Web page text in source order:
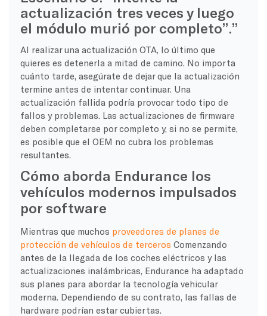
actualización tres veces y luego
el módulo murió por completo”.”
Al realizar una actualización OTA, lo último que
quieres es detenerla a mitad de camino. No importa
cuánto tarde, asegúrate de dejar que la actualización
termine antes de intentar continuar. Una
actualización fallida podría provocar todo tipo de
fallos y problemas. Las actualizaciones de firmware
deben completarse por completo y, si no se permite,
es posible que el OEM no cubra los problemas
resultantes.
Cómo aborda Endurance los
vehículos modernos impulsados
por software
​Mientras que muchos proveedores de planes de
protección de vehículos de terceros Comenzando
antes de la llegada de los coches eléctricos y las
actualizaciones inalámbricas, Endurance ha adaptado
sus planes para abordar la tecnología vehicular
moderna. Dependiendo de su contrato, las fallas de
hardware podrían estar cubiertas.